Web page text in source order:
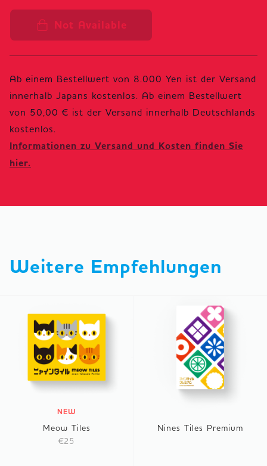
Not Available
Ab einem Bestellwert von 8.000 Yen ist der Versand
innerhalb Japans kostenlos. Ab einem Bestellwert
von 50,00 € ist der Versand innerhalb Deutschlands
Informationen zu Versand und Kosten finden Sie
hier.
Weitere Empfehlungen
NEW
Meow Tiles
€25
Nines Tiles Premium